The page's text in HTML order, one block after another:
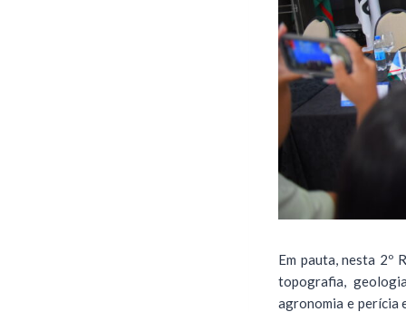
Em pauta, nesta 2º
topografia,
agronomia e perícia